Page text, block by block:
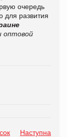
очередь
для развития
оптовой
Наступна